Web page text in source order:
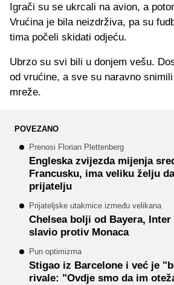
Igrači su se ukrcali na avion, a
Vrućina je bila neizdrživa, pa su
tima počeli skidati odjeću.
Ubrzo su svi bili u donjem vešu.
od vrućine, a sve su naravno
mreže.
POVEZANO
Prenosi Florian Plettenberg
Engleska zvijezda mijenja
Francusku, ima veliku želju
prijatelju
Prijateljske utakmice između velikana
Chelsea bolji od Bayera,
slavio protiv Monaca
Pun optimizma
Stigao iz Barcelone i već je
rivale: "Ovdje smo da im